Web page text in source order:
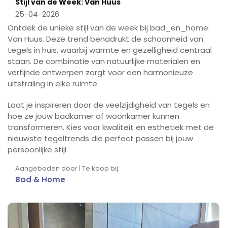
Stijl van de Week: Van Huus
25-04-2026
Ontdek de unieke stijl van de week bij bad_en_home:
Van Huus. Deze trend benadrukt de schoonheid van
tegels in huis, waarbij warmte en gezelligheid centraal
staan. De combinatie van natuurlijke materialen en
verfijnde ontwerpen zorgt voor een harmonieuze
uitstraling in elke ruimte.
Laat je inspireren door de veelzijdigheid van tegels en
hoe ze jouw badkamer of woonkamer kunnen
transformeren. Kies voor kwaliteit en esthetiek met de
nieuwste tegeltrends die perfect passen bij jouw
persoonlijke stijl.
Aangeboden door | Te koop bij:
Bad & Home